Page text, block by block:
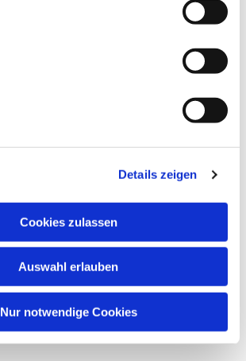
Details zeigen
Cookies zulassen
Auswahl erlauben
Nur notwendige Cookies